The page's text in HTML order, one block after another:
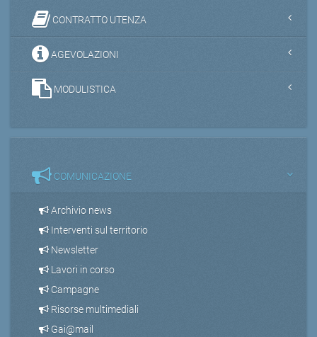
CONTRATTO UTENZA
AGEVOLAZIONI
MODULISTICA
COMUNICAZIONE
Archivio news
Interventi sul territorio
Newsletter
Lavori in corso
Campagne
Risorse multimediali
Gai@mail